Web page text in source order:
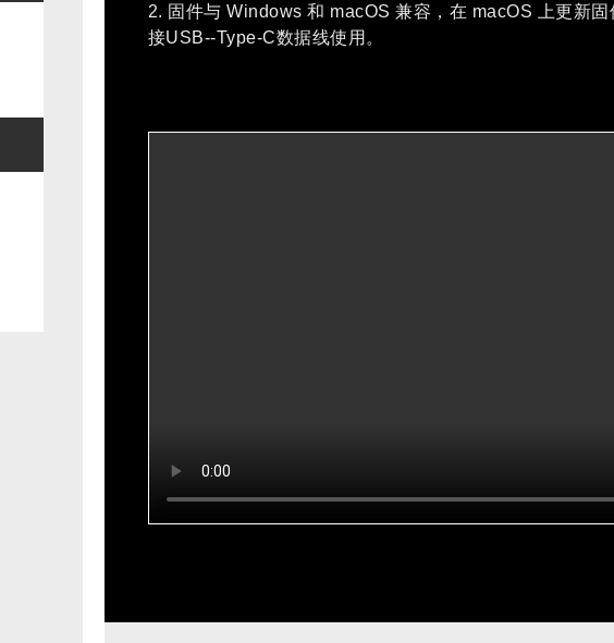
2. 固件与 Windows 和 macOS 兼容，在 macOS 上更新
接USB--Type-C数据线使用。